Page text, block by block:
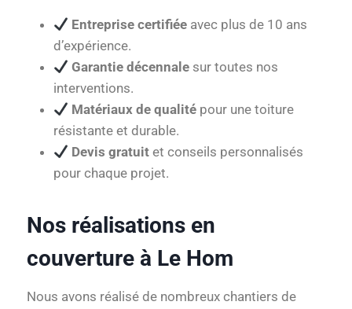
Entreprise certifiée avec plus de 10 ans
d’expérience.
Garantie décennale sur toutes nos
interventions.
Matériaux de qualité pour une toiture
résistante et durable.
Devis gratuit et conseils personnalisés
pour chaque projet.
Nos réalisations en
couverture à Le Hom
Nous avons réalisé de nombreux chantiers de